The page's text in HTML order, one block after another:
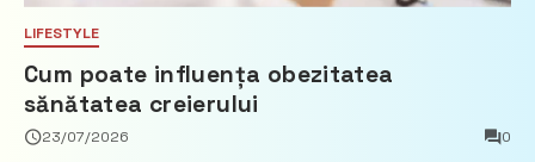
LIFESTYLE
Cum poate influența obezitatea
sănătatea creierului
23/07/2026 0